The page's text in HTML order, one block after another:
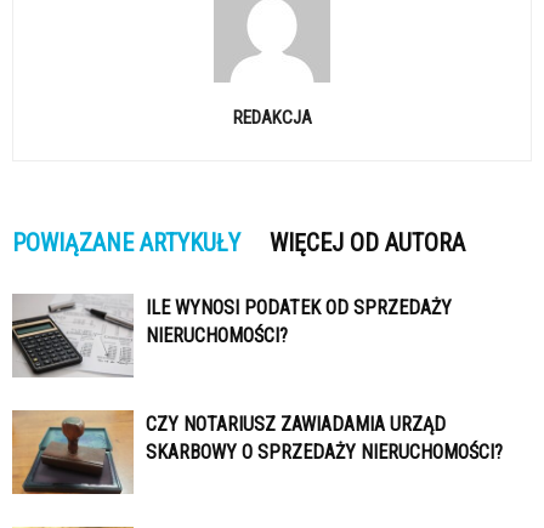
REDAKCJA
POWIĄZANE ARTYKUŁY WIĘCEJ OD AUTORA
ILE WYNOSI PODATEK OD SPRZEDAŻY
NIERUCHOMOŚCI?
CZY NOTARIUSZ ZAWIADAMIA URZĄD
SKARBOWY O SPRZEDAŻY NIERUCHOMOŚCI?